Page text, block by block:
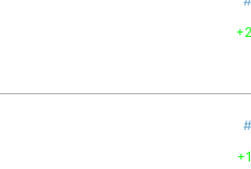
+2
#
+1